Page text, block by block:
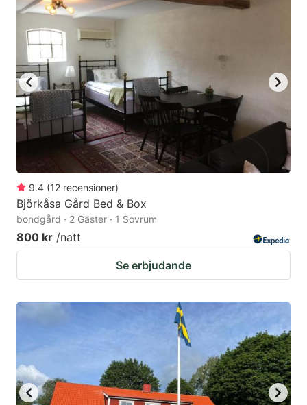
9.4 (12 recensioner)
Björkåsa Gård Bed & Box
bondgård · 2 Gäster · 1 Sovrum
800 kr /natt
Se erbjudande